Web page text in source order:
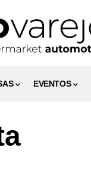
EVENTOS